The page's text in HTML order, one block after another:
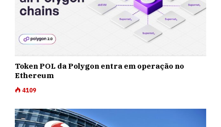
Token POL da Polygon entra em operação no
Ethereum
4109